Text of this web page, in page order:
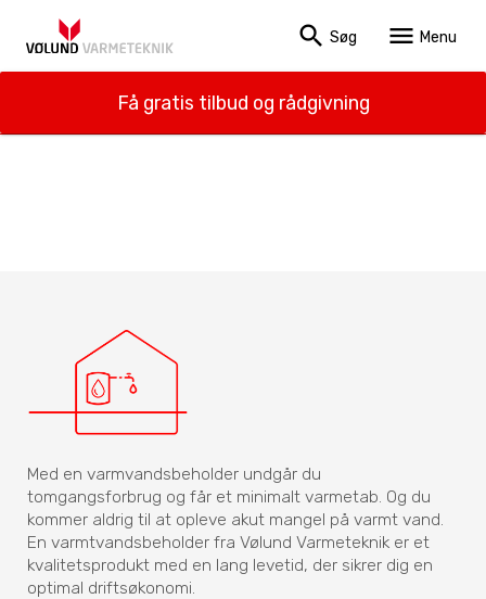
search Søg menu Menu
Få gratis tilbud og rådgivning
Med en varmvandsbeholder undgår du
tomgangsforbrug og får et minimalt varmetab. Og du
kommer aldrig til at opleve akut mangel på varmt vand.
En varmtvandsbeholder fra Vølund Varmeteknik er et
kvalitetsprodukt med en lang levetid, der sikrer dig en
optimal driftsøkonomi.